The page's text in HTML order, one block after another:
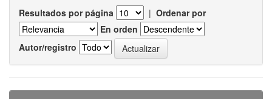
Resultados por página | Ordenar por
En orden
Autor/registro